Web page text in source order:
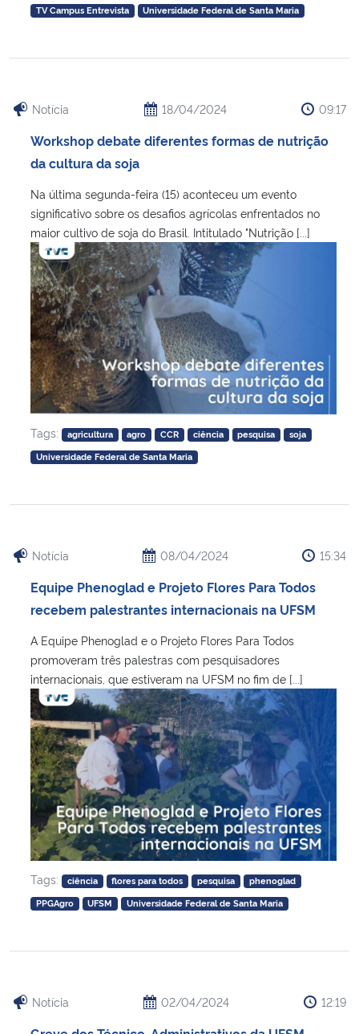
TV Campus Entrevista
Universidade Federal de Santa Maria
Notícia 18/04/2024 09:17
Workshop debate diferentes formas de nutrição
da cultura da soja
Na última segunda-feira (15) aconteceu um evento
significativo sobre os desafios agrícolas enfrentados no
maior cultivo de soja do Brasil. Intitulado "Nutrição [...]
Tags: agricultura agro CCR ciência pesquisa
soja
Universidade Federal de Santa Maria
Notícia 08/04/2024 15:34
Equipe Phenoglad e Projeto Flores Para Todos
recebem palestrantes internacionais na UFSM
A Equipe Phenoglad e o Projeto Flores Para Todos
promoveram três palestras com pesquisadores
internacionais, que estiveram na UFSM no fim de [...]
Tags: ciência flores para todos pesquisa
phenoglad
PPGAgro
UFSM Universidade Federal de Santa Maria
Notícia 02/04/2024 12:19